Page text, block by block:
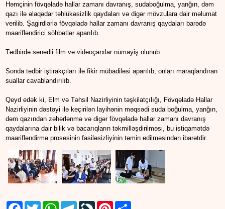
Həmçinin fövqəladə hallar zamanı davranış, sudaboğulma, yanğın, dəm
qazı ilə əlaqədar təhlükəsizlik qaydaları və digər mövzulara dair məlumat
verilib. Şagirdlərlə fövqəladə hallar zamanı davranış qaydaları barədə
maarifləndirici söhbətlər aparılıb.
Tədbirdə sənədli film və videoçarxlar nümayiş olunub.
Sonda tədbir iştirakçıları ilə fikir mübadiləsi aparılıb, onları maraqlandıran
suallar cavablandırılıb.
Qeyd edək ki, Elm və Təhsil Nazirliyinin təşkilatçılığı, Fövqəladə Hallar
Nazirliyinin dəstəyi ilə keçirilən layihənin məqsədi suda boğulma, yanğın,
dəm qazından zəhərlənmə və digər fövqəladə hallar zamanı davranış
qaydalarına dair bilik və bacarıqların təkmilləşdirilməsi, bu istiqamətdə
maarifləndirmə prosesinin fasiləsizliyinin təmin edilməsindən ibarətdir.
FacebookTwitter WhatsAppTelegramLiveJournal
Pinterest